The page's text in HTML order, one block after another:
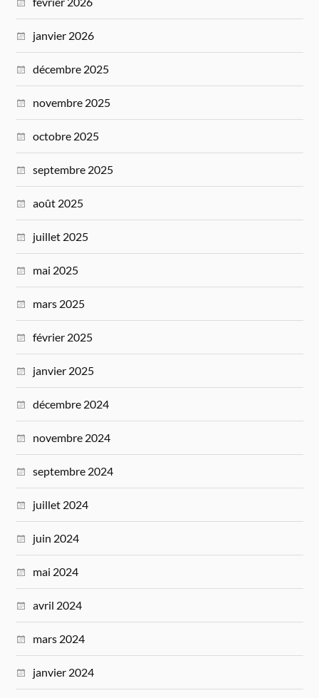
janvier 2026
décembre 2025
novembre 2025
octobre 2025
septembre 2025
août 2025
juillet 2025
mai 2025
mars 2025
février 2025
janvier 2025
décembre 2024
novembre 2024
septembre 2024
juillet 2024
juin 2024
mai 2024
avril 2024
mars 2024
janvier 2024